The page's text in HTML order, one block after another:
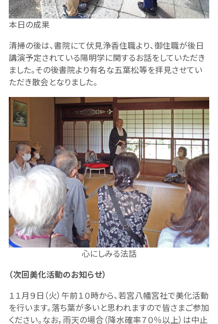
本日の成果
清掃の後は、書院にて伏見浄香住職より、御住職が後日
講演予定されている陽明学に関するお話をしていただき
ました。その後書院より有名な五葉松等を拝見させてい
ただき散会となりました。
心にしみる法話
（次回美化活動のお知らせ）
１１月９日（火）午前１０時から、若宮八幡宮社で美化活動
を行います。落ち葉が多いと思われますので皆さまご参加
ください。なお，雨天の場合（降水確率７０％以上）は中止